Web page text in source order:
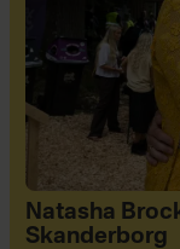
Natasha
Skanderborg